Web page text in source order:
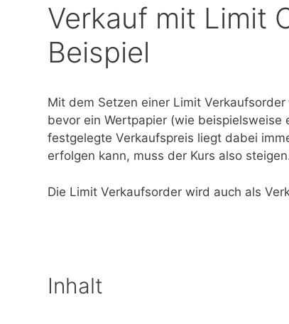
Verkauf mit Limit
Beispiel
Mit dem Setzen einer Limit Verkaufsorder
bevor ein Wertpapier (wie
festgelegte Verkaufspreis liegt dabei
erfolgen kann, muss der Kurs also
Die Limit Verkaufsorder wird auch als
Inhalt